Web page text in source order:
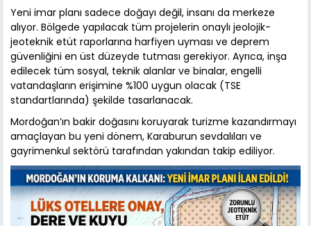
Yeni imar planı sadece doğayı değil, insanı da merkeze
alıyor. Bölgede yapılacak tüm projelerin onaylı jeolojik-
jeoteknik etüt raporlarına harfiyen uyması ve deprem
güvenliğini en üst düzeyde tutması gerekiyor. Ayrıca, inşa
edilecek tüm sosyal, teknik alanlar ve binalar, engelli
vatandaşların erişimine %100 uygun olacak (TSE
standartlarında) şekilde tasarlanacak.
Mordoğan’ın bakir doğasını koruyarak turizme kazandırmayı
amaçlayan bu yeni dönem, Karaburun sevdalıları ve
gayrimenkul sektörü tarafından yakından takip ediliyor.